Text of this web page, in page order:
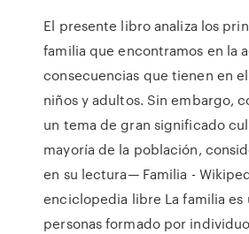
El presente libro analiza los
familia que encontramos en la
consecuencias que tienen en
niños y adultos. Sin embargo,
un tema de gran significado
mayoría de la población,
en su lectura— Familia -
enciclopedia libre La familia es
personas formado por